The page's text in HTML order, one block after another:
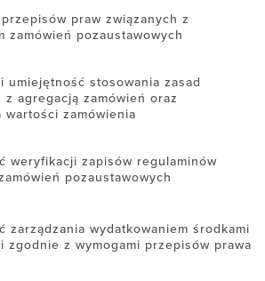
praw związanych z
zamówień pozaustawowych
umiejętność stosowania zasad
z agregacją zamówień oraz
wartości zamówienia
weryfikacji zapisów regulaminów
pozaustawowych
zarządzania wydatkowaniem środkami
zgodnie z wymogami przepisów prawa